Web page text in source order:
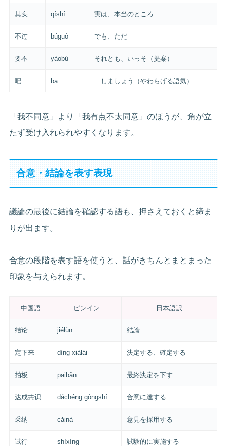
其实 qíshí 実は、本当のところ
不过 búguò でも、ただ
要不 yàobù それとも、いっそ（提案）
吧 ba …しましょう（やわらげる語気）
「我不同意」より「我有点不太同意」のほうが、角が立
たず受け入れられやすくなります。
合意・結論を表す表現
議論の最後に結論を確認する語も、押さえておくと締ま
りが出ます。
合意の段階を表す語を使うと、話がきちんとまとまった
印象を与えられます。
中国語 ピンイン 日本語訳
结论 jiélùn 結論
定下来 dìng xiàlái 決定する、確定する
拍板 pāibǎn 最終決定を下す
达成共识 dáchéng gòngshí 合意に達する
采纳 cǎinà 意見を採用する
试行 shìxíng 試験的に実施する